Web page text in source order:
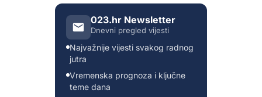
023.hr Newsletter
Dnevni pregled vijesti
Najvažnije vijesti svakog radnog
jutra
Vremenska prognoza i ključne
teme dana